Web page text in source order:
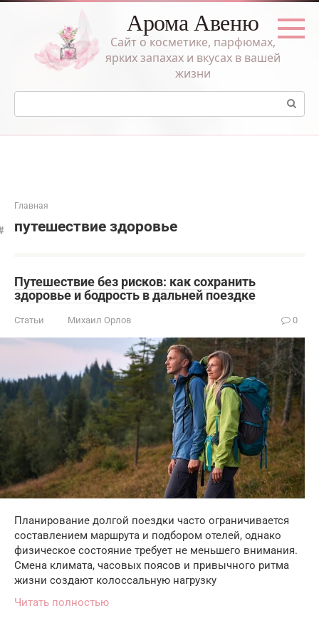
Перейти
Арома Авеню
Сайт о косметике, парфюмах,
ярких запахах и вкусах в вашей
жизни
Поиск:
Главная
путешествие здоровье
Путешествие без рисков: как сохранить
здоровье и бодрость в дальней поездке
Статьи Михаил Орлов 0
Планирование долгой поездки часто ограничивается
составлением маршрута и подбором отелей, однако
физическое состояние требует не меньшего внимания.
Смена климата, часовых поясов и привычного ритма
жизни создают колоссальную нагрузку
Читать полностью